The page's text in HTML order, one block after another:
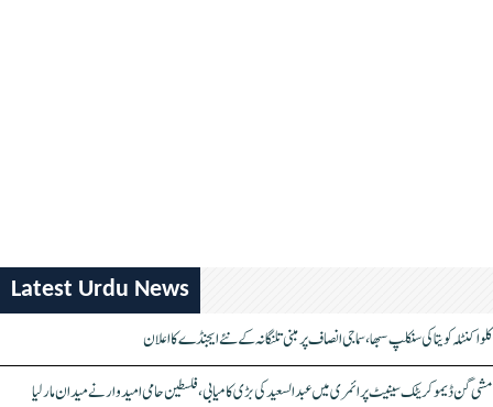
Latest Urdu News
کلواکنٹلہ کویتا کی سنکلپ سبھا، سماجی انصاف پر مبنی تلنگانہ کے نئے ایجنڈے کا اعلان
مشی گن ڈیموکریٹک سینیٹ پرائمری میں عبدالسعید کی بڑی کامیابی، فلسطین حامی امیدوار نے میدان مار لیا